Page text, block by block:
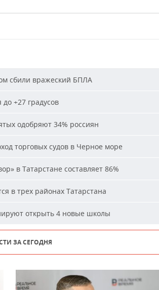
сбили вражеский БПЛА
+27 градусов
одобряют 34% россиян
торговых судов в Черное море
в Татарстане составляет 86%
в трех районах Татарстана
открыть 4 новые школы
ЗА СЕГОДНЯ